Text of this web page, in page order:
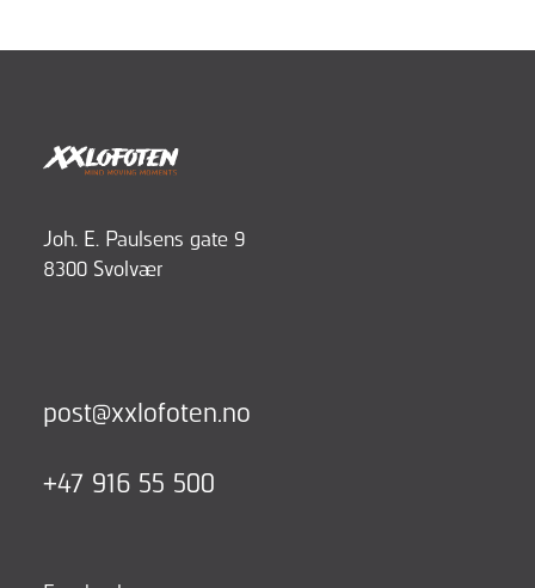
Joh. E. Paulsens gate 9
8300 Svolvær
post@xxlofoten.no
+47 916 55 500